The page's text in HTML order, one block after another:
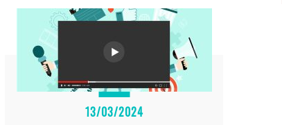
communiquer sur vos actions.
13/03/2024